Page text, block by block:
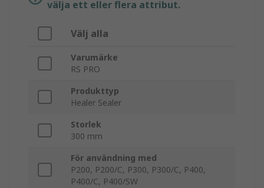
välja ett eller flera attribut.
Välj alla
Varumärke
RS PRO
Produkttyp
Healer Sealer
Storlek
300 mm
För användning med
P200, P200/C, P300, P300/C, P400,
P400/C, P400/SW